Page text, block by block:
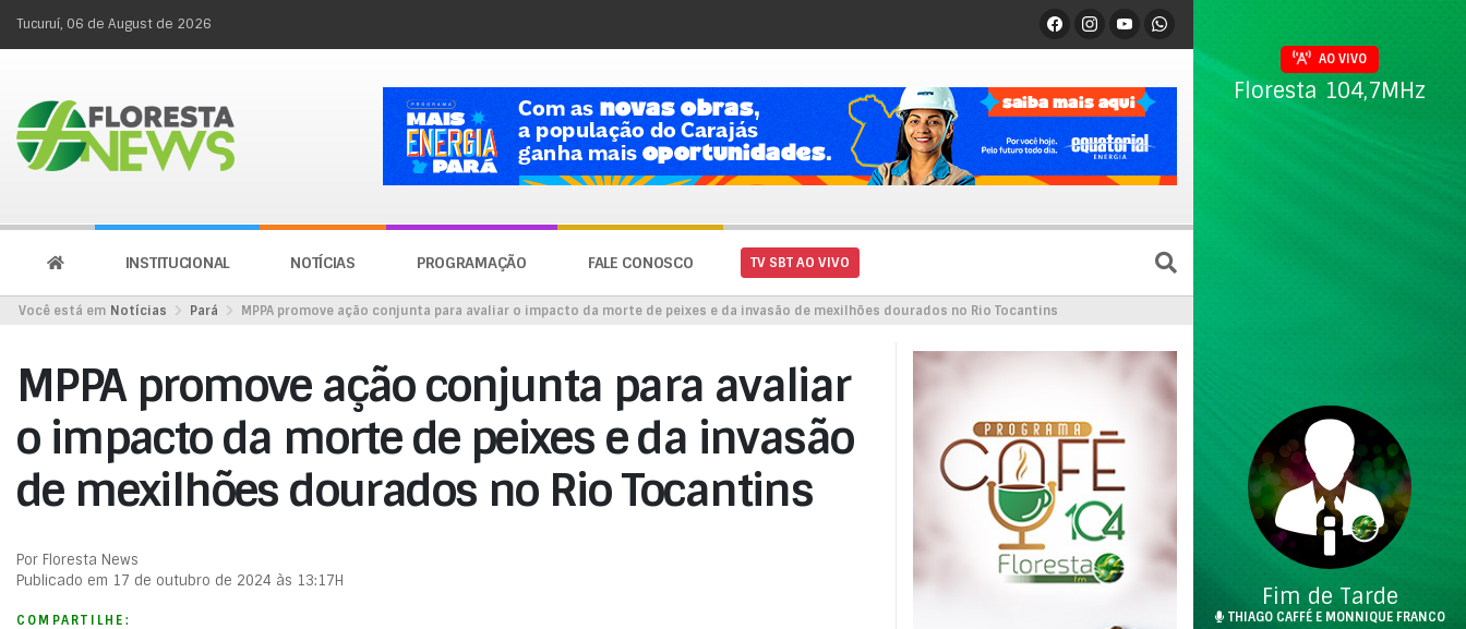
Tucuruí, 06 de August de 2026
INSTITUCIONAL NOTÍCIAS PROGRAMAÇÃO FALE CONOSCO TV SBT AO VIVO
Você está em Notícias Pará MPPA promove ação conjunta para avaliar o impacto da morte de peixes e da invasão de mexilhões dourados no Rio Tocantins
MPPA promove ação conjunta para avaliar
o impacto da morte de peixes e da invasão
de mexilhões dourados no Rio Tocantins
Por Floresta News
Publicado em 17 de outubro de 2024 às 13:17H
COMPARTILHE:
AO VIVO
Floresta 104,7MHz
Fim de Tarde
THIAGO CAFFÉ E MONNIQUE FRANCO